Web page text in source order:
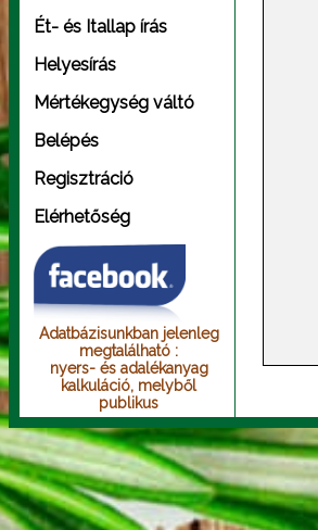
Ét- és Itallap írás
Helyesírás
Mértékegység váltó
Belépés
Regisztráció
Elérhetőség
Adatbázisunkban jelenleg
megtalálható :
nyers- és adalékanyag
kalkuláció, melyből
publikus